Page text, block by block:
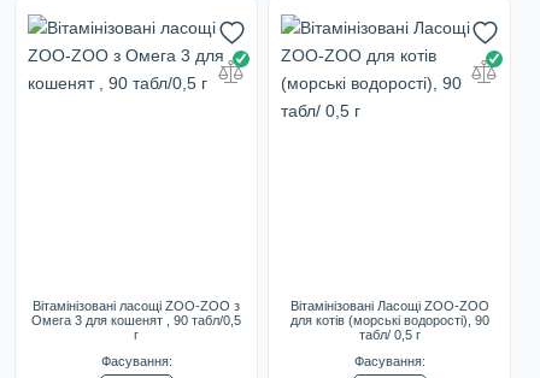
Вітамінізовані ласощі ZOO-ZOO з
Омега 3 для кошенят , 90 табл/0,5
г
Фасування:
Вітамінізовані Ласощі ZOO-ZOO
для котів (морські водорості), 90
табл/ 0,5 г
Фасування: